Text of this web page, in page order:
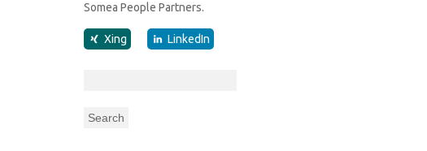
Somea People Partners.
Xing LinkedIn